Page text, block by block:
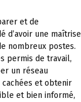
et de
d’avoir une maîtrise
nombreux postes.
permis de travail,
un réseau
et obtenir
et bien informé,